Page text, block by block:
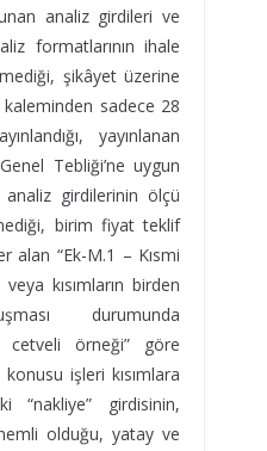
analiz girdileri ve
formatlarının ihale
şikâyet üzerine
sadece 28
yayınlanan
Tebliği’ne uygun
girdilerinin ölçü
birim fiyat teklif
alan “Ek-M.1 – Kısmi
kısımların birden
durumunda
cetveli örneği” göre
konusu işleri kısımlara
“nakliye” girdisinin,
olduğu, yatay ve